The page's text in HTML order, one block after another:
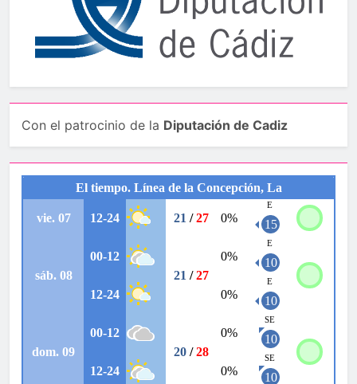
Con el patrocinio de la Diputación de Cadiz